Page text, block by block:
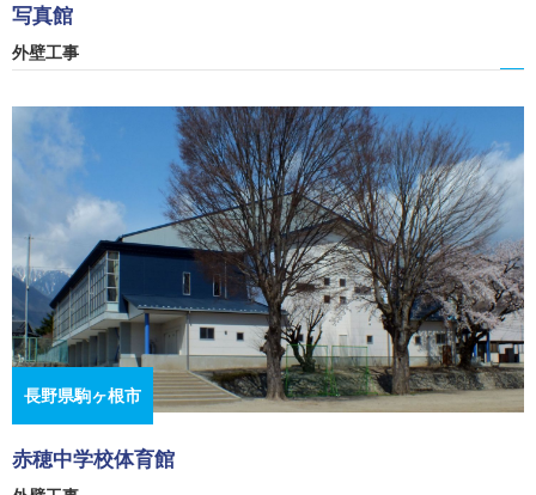
写真館
外壁工事
長野県駒ヶ根市
赤穂中学校体育館